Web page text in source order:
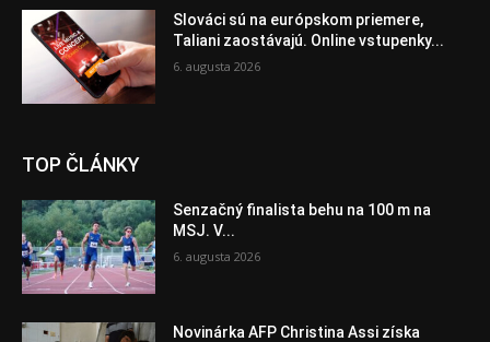
Slováci sú na európskom priemere,
Taliani zaostávajú. Online vstupenky...
6. augusta 2026
TOP ČLÁNKY
Senzačný finalista behu na 100 m na
MSJ. V...
6. augusta 2026
Novinárka AFP Christina Assi získa